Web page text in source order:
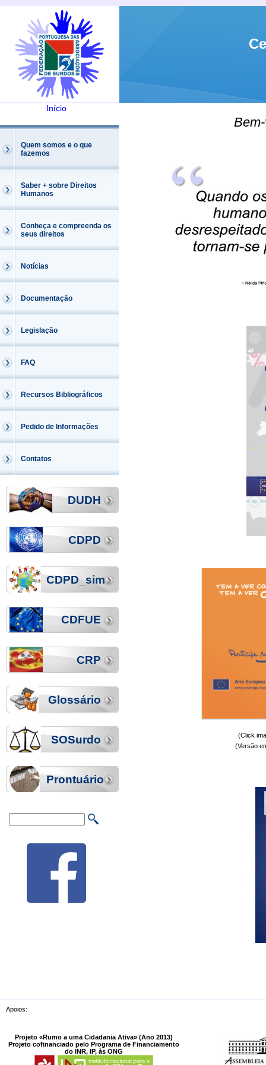
Início
Quem somos e o que
fazemos
Saber + sobre Direitos
Humanos
Conheça e compreenda os
seus direitos
Notícias
Documentação
Legislação
FAQ
Recursos Bibliográficos
Pedido de Informações
Contatos
DUDH
CDPD
CDPD_sim
CDFUE
CRP
Glossário
SOSurdo
Prontuário
(Click
(Versão
Apoios:
Projeto «Rumo a uma Cidadania Ativa» (Ano 2013)
Projeto cofinanciado pelo Programa de Financiamento
do INR, IP, às ONG